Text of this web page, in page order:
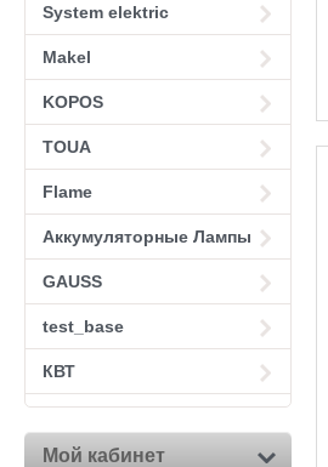
System elektric
Makel
KOPOS
TOUA
Flame
Аккумуляторные Лампы
GAUSS
test_base
КВТ
Мой кабинет